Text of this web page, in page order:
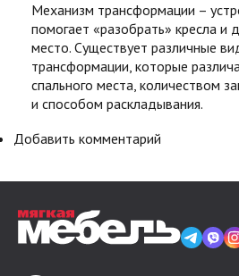
Механизм трансформации –
помогает «разобрать» кресла и
место. Существует различные
трансформации, которые
спального места, количеством
и способом раскладывания.
Добавить комментарий